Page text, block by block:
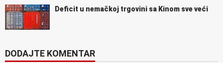
Deficit u nemačkoj trgovini sa Kinom sve veći
DODAJTE KOMENTAR